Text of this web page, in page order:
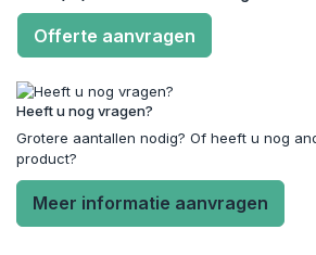
Offerte aanvragen
Heeft u nog vragen?
Grotere aantallen nodig? Of heeft u nog
product?
Meer informatie aanvragen